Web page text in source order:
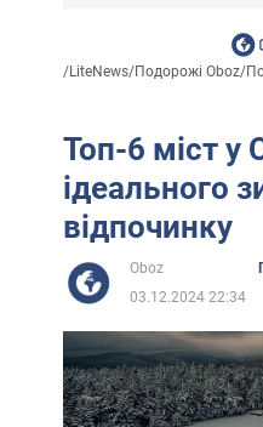
/LiteNews/Подорожі Oboz/
Топ-6 міст
ідеального
відпочинку
Oboz
03.12.2024 22:34